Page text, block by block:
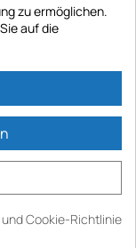
- PARIS 75010
gegründet und ist eine
von 2.750.640,00
VERFÜGBAR IST
zu ermöglichen.
auf die
Cookie-Richtlinie